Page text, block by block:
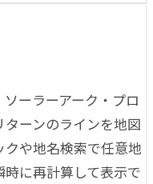
ーラーアーク・プロ
ーンのラインを地図
や地名検索で任意地
に再計算して表示で